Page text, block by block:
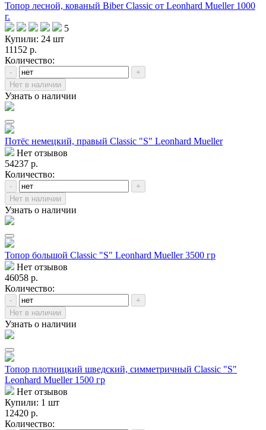
Топор лесной, кованый Biber Classic от Leonhard Mueller 1000
г.
5
Купили: 24 шт
11152 р.
Количество:
-
+
Нет в наличии
Узнать о наличии
Потёс немецкий, правый Classic "S" Leonhard Mueller
Нет отзывов
54237 р.
Количество:
-
+
Нет в наличии
Узнать о наличии
Топор большой Classic "S" Leonhard Mueller 3500 гр
Нет отзывов
46058 р.
Количество:
-
+
Нет в наличии
Узнать о наличии
Топор плотницкий шведский, симметричный Classic "S"
Leonhard Mueller 1500 гр
Нет отзывов
Купили: 1 шт
12420 р.
Количество: